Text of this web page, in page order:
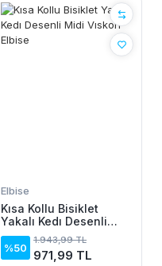
Elbise
Kısa Kollu Bisiklet
Yakalı Kedı Desenli
Midi Vıskon Elbise
%50
1.943,99 TL
971,99 TL